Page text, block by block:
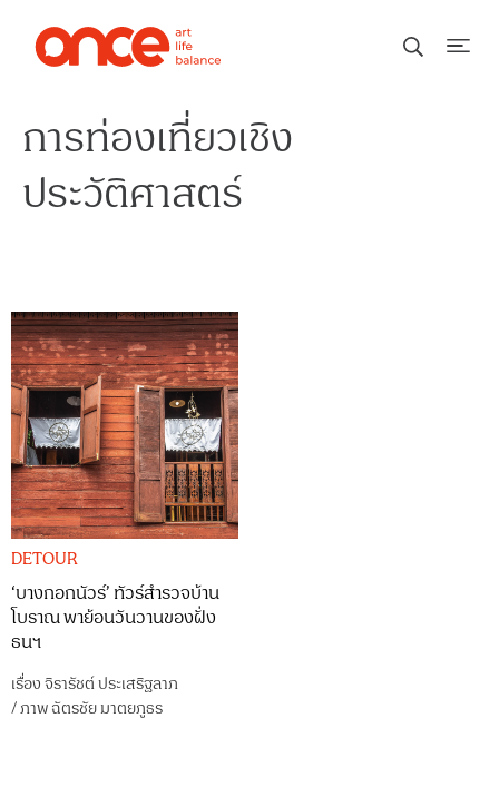
การท่องเที่ยวเชิง
ประวัติศาสตร์
DETOUR
‘บางกอกนัวร์’ ทัวร์สำรวจบ้าน
โบราณ พาย้อนวันวานของฝั่ง
ธนฯ
เรื่องจิรารัชต์ ประเสริฐลาภ
/ภาพฉัตรชัย มาตยภูธร